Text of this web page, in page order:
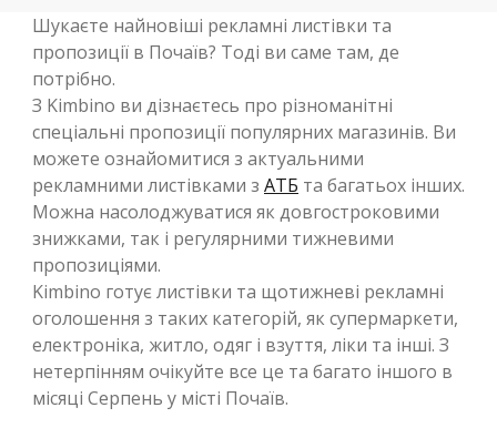
Шукаєте найновіші рекламні листівки та
пропозиції в Почаїв? Тоді ви саме там, де
потрібно.
З Kimbino ви дізнаєтесь про різноманітні
спеціальні пропозиції популярних магазинів. Ви
можете ознайомитися з актуальними
рекламними листівками з АТБ та багатьох інших.
Можна насолоджуватися як довгостроковими
знижками, так і регулярними тижневими
пропозиціями.
Kimbino готує листівки та щотижневі рекламні
оголошення з таких категорій, як супермаркети,
електроніка, житло, одяг і взуття, ліки та інші. З
нетерпінням очікуйте все це та багато іншого в
місяці Серпень у місті Почаїв.